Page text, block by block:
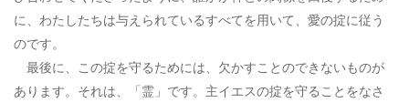
に、わたしたちは与えられているすべてを用いて、愛の掟に従う
のです。
最後に、この掟を守るためには、欠かすことのできないものが
あります。それは、「霊」です。主イエスの掟を守ることをなさ